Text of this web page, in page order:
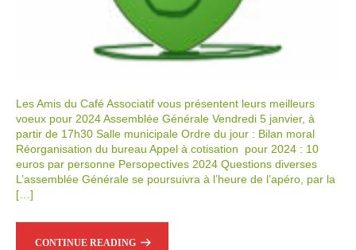
Les Amis du Café Associatif vous présentent leurs meilleurs
voeux pour 2024 Assemblée Générale Vendredi 5 janvier, à
partir de 17h30 Salle municipale Ordre du jour : Bilan moral
Réorganisation du bureau Appel à cotisation pour 2024 : 10
euros par personne Persopectives 2024 Questions diverses
L’assemblée Générale se poursuivra à l’heure de l’apéro, par la
[…]
CONTINUE READING